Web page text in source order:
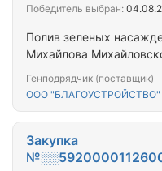
Полив зеленых
Михайлова
Генподрядчик (поставщик)
ООО "БЛАГОУСТРОЙСТВО"
Победитель выбран:
Закупка